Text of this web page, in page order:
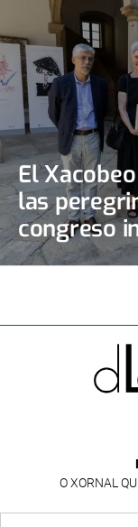
El
las
congreso
Santiago
O XORNAL